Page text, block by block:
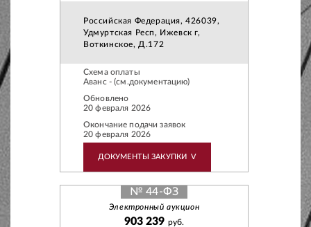
Российская Федерация, 426039,
Удмуртская Респ, Ижевск г,
Воткинское, Д.172
Схема оплаты
Аванс - (см.документацию)
Обновлено
20 февраля 2026
Окончание подачи заявок
20 февраля 2026
ДОКУМЕНТЫ ЗАКУПКИ V
№ 44-ФЗ
Электронный аукцион
903 239 руб.